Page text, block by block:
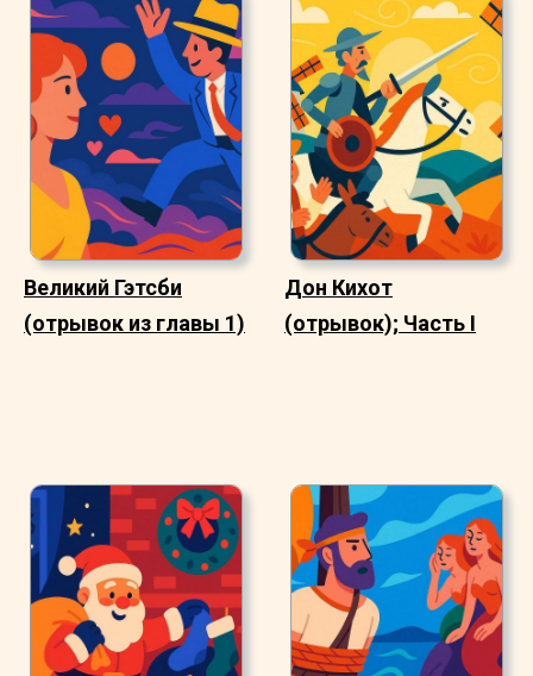
Великий Гэтсби
(отрывок из главы 1)
Дон Кихот
(отрывок); Часть I